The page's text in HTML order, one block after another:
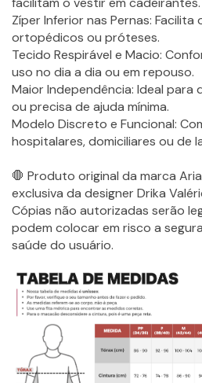
Zíper Inferior nas Pernas:
ortopédicos ou próteses.
Tecido Respirável e Macio:
uso no dia a dia ou em repouso.
Maior Independência: Ideal para
ou precisa de ajuda mínima.
Modelo Discreto e Funcional:
hospitalares, domiciliares ou de
🛑 Produto original da marca
exclusiva da designer Drika
Cópias não autorizadas serão
podem colocar em risco a
saúde do usuário.